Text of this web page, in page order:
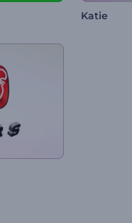
Katie